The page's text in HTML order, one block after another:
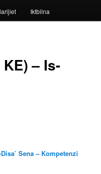
Iktbilna
KE) – Is-
Sena – Kompetenzi